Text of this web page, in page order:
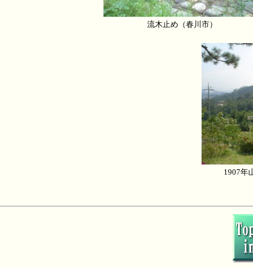
流木止め（春川市）
1907年